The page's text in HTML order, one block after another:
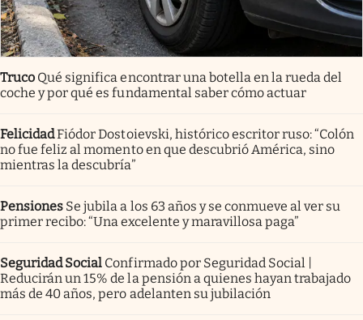
Truco Qué significa encontrar una botella en la rueda del
coche y por qué es fundamental saber cómo actuar
FelicidadFiódor Dostoievski, histórico escritor ruso: “Colón
no fue feliz al momento en que descubrió América, sino
mientras la descubría”
Pensiones Se jubila a los 63 años y se conmueve al ver su
primer recibo: “Una excelente y maravillosa paga”
Seguridad Social Confirmado por Seguridad Social |
Reducirán un 15% de la pensión a quienes hayan trabajado
más de 40 años, pero adelanten su jubilación